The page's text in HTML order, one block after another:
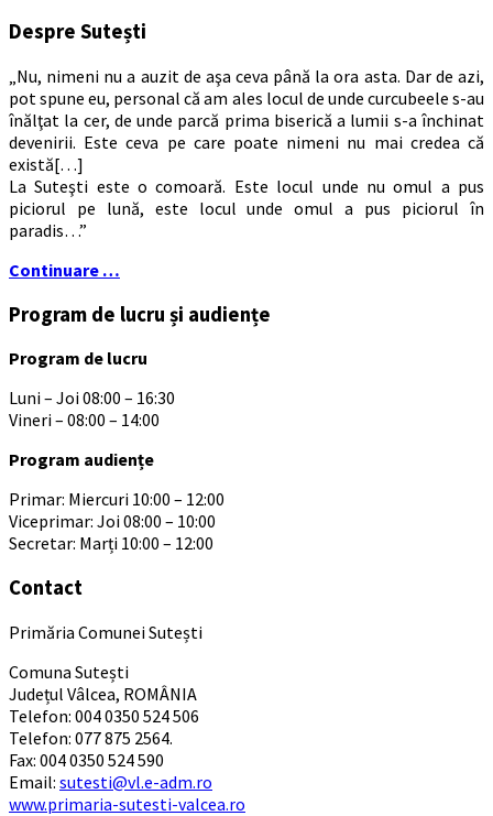
Despre Sutești
„Nu, nimeni nu a auzit de aşa ceva până la ora asta. Dar de azi,
pot spune eu, personal că am ales locul de unde curcubeele s-au
înălţat la cer, de unde parcă prima biserică a lumii s-a închinat
devenirii. Este ceva pe care poate nimeni nu mai credea că
există[…]
La Suteşti este o comoară. Este locul unde nu omul a pus
piciorul pe lună, este locul unde omul a pus piciorul în
paradis…”
Continuare …
Program de lucru și audiențe
Program de lucru
Luni – Joi 08:00 – 16:30
Vineri – 08:00 – 14:00
Program audiențe
Primar: Miercuri 10:00 – 12:00
Viceprimar: Joi 08:00 – 10:00
Secretar: Marți 10:00 – 12:00
Contact
Primăria Comunei Sutești
Comuna Sutești
Județul Vâlcea, ROMÂNIA
Telefon: 004 0350 524 506
Telefon: 077 875 2564.
Fax: 004 0350 524 590
Email: sutesti@vl.e-adm.ro
www.primaria-sutesti-valcea.ro